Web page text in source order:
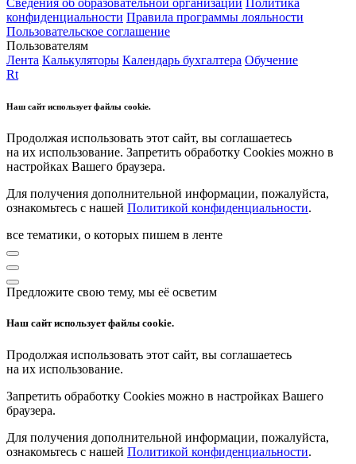
Сведения об образовательной организации Политика
конфиденциальности Правила программы лояльности
Пользовательское соглашение
Пользователям
Лента Калькуляторы Календарь бухгалтера Обучение
Rt
Наш сайт использует файлы cookie.
Продолжая использовать этот сайт, вы соглашаетесь
на их использование. Запретить обработку Cookies можно в
настройках Вашего браузера.
Для получения дополнительной информации, пожалуйста,
ознакомьтесь с нашей Политикой конфиденциальности.
все тематики, о которых пишем в ленте
Предложите свою тему, мы её осветим
Наш сайт использует файлы cookie.
Продолжая использовать этот сайт, вы соглашаетесь
на их использование.
Запретить обработку Cookies можно в настройках Вашего
браузера.
Для получения дополнительной информации, пожалуйста,
ознакомьтесь с нашей Политикой конфиденциальности.